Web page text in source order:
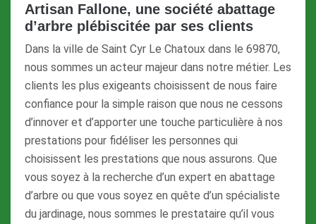
Artisan Fallone, une société abattage
d’arbre plébiscitée par ses clients
Dans la ville de Saint Cyr Le Chatoux dans le 69870,
nous sommes un acteur majeur dans notre métier. Les
clients les plus exigeants choisissent de nous faire
confiance pour la simple raison que nous ne cessons
d’innover et d’apporter une touche particulière à nos
prestations pour fidéliser les personnes qui
choisissent les prestations que nous assurons. Que
vous soyez à la recherche d’un expert en abattage
d’arbre ou que vous soyez en quête d’un spécialiste
du jardinage, nous sommes le prestataire qu’il vous